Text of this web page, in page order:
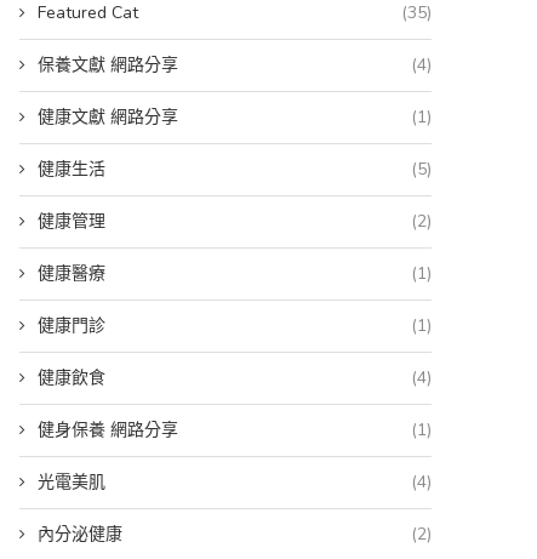
Featured Cat (35)
保養文獻 網路分享 (4)
健康文獻 網路分享 (1)
健康生活 (5)
健康管理 (2)
健康醫療 (1)
健康門診 (1)
健康飲食 (4)
健身保養 網路分享 (1)
光電美肌 (4)
內分泌健康 (2)